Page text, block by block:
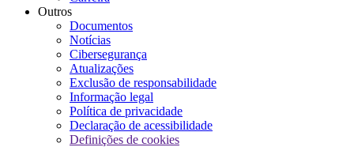
Outros
Documentos
Notícias
Cibersegurança
Atualizações
Exclusão de responsabilidade
Informação legal
Política de privacidade
Declaração de acessibilidade
Definições de cookies